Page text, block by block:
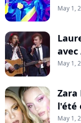
May 1,
avec
May 1,
Zara
l'été
May 1,